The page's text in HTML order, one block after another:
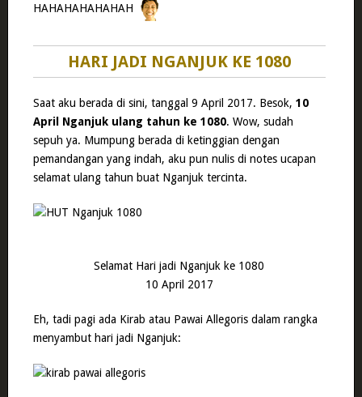
HAHAHAHAHAHAH
HARI JADI NGANJUK KE 1080
Saat aku berada di sini, tanggal 9 April 2017. Besok, 10
April Nganjuk ulang tahun ke 1080. Wow, sudah
sepuh ya. Mumpung berada di ketinggian dengan
pemandangan yang indah, aku pun nulis di notes ucapan
selamat ulang tahun buat Nganjuk tercinta.
Selamat Hari jadi Nganjuk ke 1080
10 April 2017
Eh, tadi pagi ada Kirab atau Pawai Allegoris dalam rangka
menyambut hari jadi Nganjuk: